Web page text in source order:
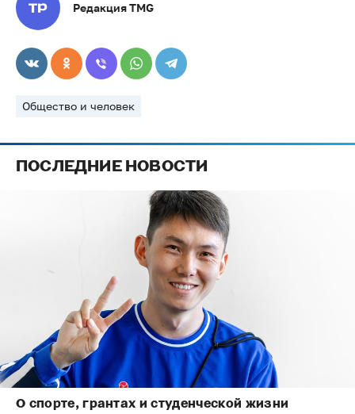
Редакция TMG
Общество и человек
ПОСЛЕДНИЕ НОВОСТИ
О спорте, грантах и студенческой жизни